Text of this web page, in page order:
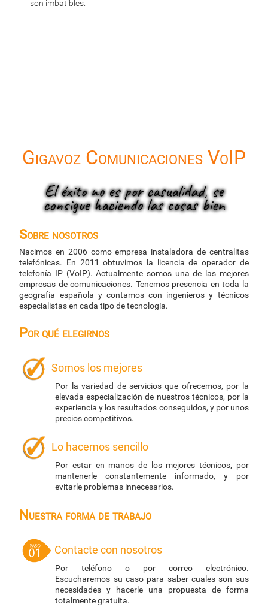
son imbatibles.
Gigavoz Comunicaciones VoIP
El éxito no es por casualidad, se
consigue haciendo las cosas bien
Sobre nosotros
Nacimos en 2006 como empresa instaladora de centralitas
telefónicas. En 2011 obtuvimos la licencia de operador de
telefonía IP (VoIP). Actualmente somos una de las mejores
empresas de comunicaciones. Tenemos presencia en toda la
geografía española y contamos con ingenieros y técnicos
especialistas en cada tipo de tecnología.
Por qué elegirnos
Somos los mejores
Por la variedad de servicios que ofrecemos, por la
elevada especialización de nuestros técnicos, por la
experiencia y los resultados conseguidos, y por unos
precios competitivos.
Lo hacemos sencillo
Por estar en manos de los mejores técnicos, por
mantenerle constantemente informado, y por
evitarle problemas innecesarios.
Nuestra forma de trabajo
Contacte con nosotros
Por teléfono o por correo electrónico.
Escucharemos su caso para saber cuales son sus
necesidades y hacerle una propuesta de forma
totalmente gratuita.